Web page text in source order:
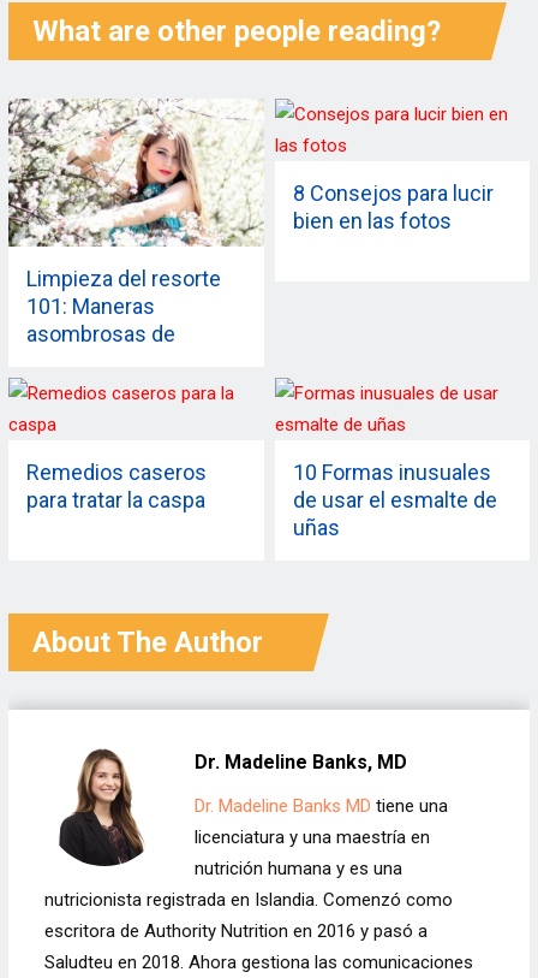
What are other people reading?
Limpieza del resorte
101: Maneras
asombrosas de
8 Consejos para lucir
bien en las fotos
Remedios caseros
para tratar la caspa
10 Formas inusuales
de usar el esmalte de
uñas
About The Author
Dr. Madeline Banks, MD
Dr. Madeline Banks MD tiene una
licenciatura y una maestría en
nutrición humana y es una
nutricionista registrada en Islandia. Comenzó como
escritora de Authority Nutrition en 2016 y pasó a
Saludteu en 2018. Ahora gestiona las comunicaciones